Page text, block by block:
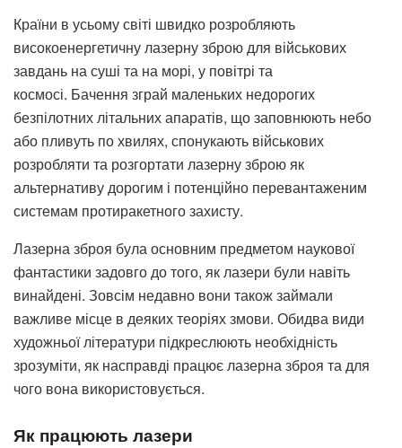
Країни в усьому світі швидко розробляють
високоенергетичну лазерну зброю для військових
завдань на суші та на морі, у повітрі та
космосі. Бачення зграй маленьких недорогих
безпілотних літальних апаратів, що заповнюють небо
або пливуть по хвилях, спонукають військових
розробляти та розгортати лазерну зброю як
альтернативу дорогим і потенційно перевантаженим
системам протиракетного захисту.
Лазерна зброя була основним предметом наукової
фантастики задовго до того, як лазери були навіть
винайдені. Зовсім недавно вони також займали
важливе місце в деяких теоріях змови. Обидва види
художньої літератури підкреслюють необхідність
зрозуміти, як насправді працює лазерна зброя та для
чого вона використовується.
Як працюють лазери